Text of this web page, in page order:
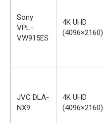
Sony
VPL-
VW915ES
4K UHD
(4096×2160)
JVC DLA-
NX9
4K UHD
(4096×2160)